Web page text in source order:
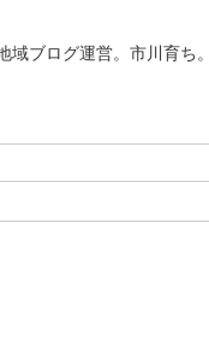
域ブログ運営。市川育ち